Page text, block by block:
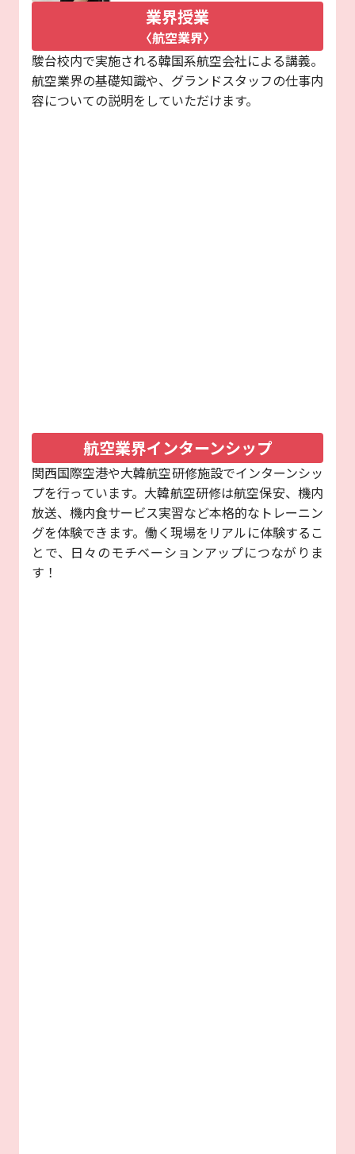
業界授業
〈航空業界〉
駿台校内で実施される韓国系航空会社による講義。
航空業界の基礎知識や、グランドスタッフの仕事内
容についての説明をしていただけます。
航空業界インターンシップ
関西国際空港や大韓航空研修施設でインターンシッ
プを行っています。大韓航空研修は航空保安、機内
放送、機内食サービス実習など本格的なトレーニン
グを体験できます。働く現場をリアルに体験するこ
とで、日々のモチベーションアップにつながりま
す！